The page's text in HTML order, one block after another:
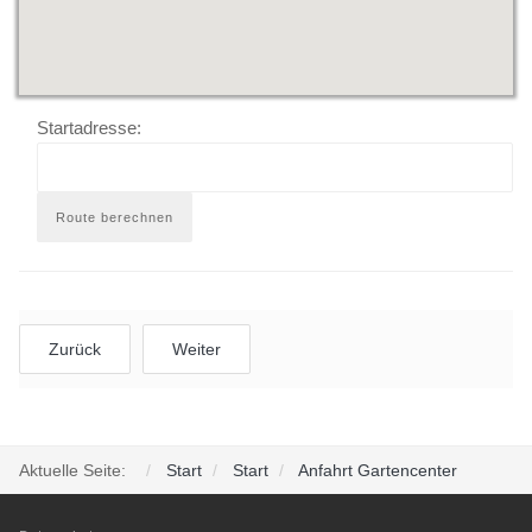
Startadresse:
Zurück Weiter
Aktuelle Seite: Start Start Anfahrt Gartencenter